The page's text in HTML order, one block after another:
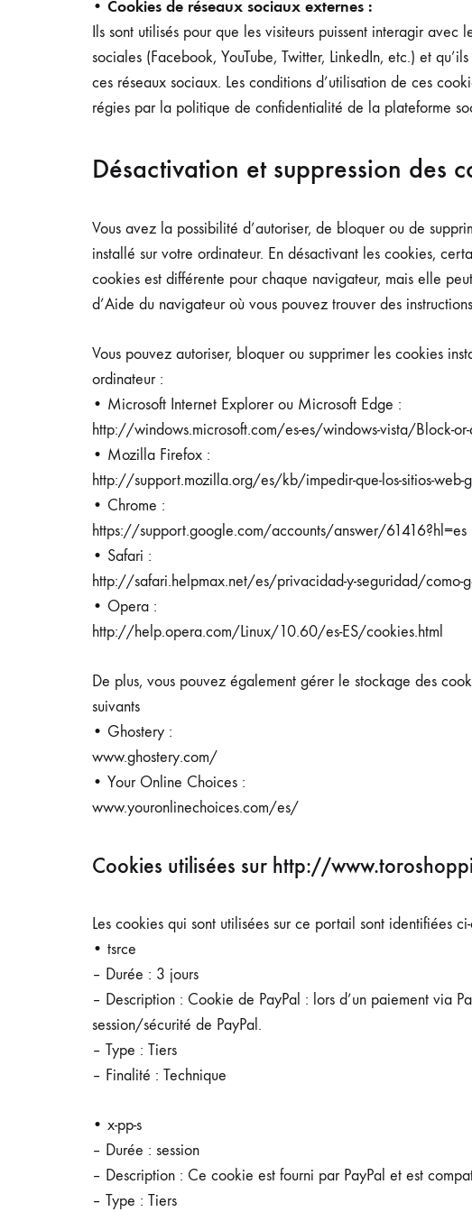
• Cookies de réseaux sociaux externes :
Ils sont utilisés pour que les visiteurs puissent interagir
sociales (Facebook, YouTube, Twitter, LinkedIn, etc.) et
ces réseaux sociaux. Les conditions d’utilisation de ces
régies par la politique de confidentialité de la plateforme
Désactivation et suppression des
Vous avez la possibilité d’autoriser, de bloquer ou de
installé sur votre ordinateur. En désactivant les cookies,
cookies est différente pour chaque navigateur, mais elle
d’Aide du navigateur où vous pouvez trouver des
Vous pouvez autoriser, bloquer ou supprimer les cookies
ordinateur :
• Microsoft Internet Explorer ou Microsoft Edge :
http://windows.microsoft.com/es-es/windows-vista/Block-
• Mozilla Firefox :
http://support.mozilla.org/es/kb/impedir-que-los-sitios-web-
• Chrome :
https://support.google.com/accounts/answer/61416?hl=es
• Safari :
http://safari.helpmax.net/es/privacidad-y-seguridad/como-
• Opera :
http://help.opera.com/Linux/10.60/es-ES/cookies.html
De plus, vous pouvez également gérer le stockage des
suivants
• Ghostery :
www.ghostery.com/
• Your Online Choices :
www.youronlinechoices.com/es/
Cookies utilisées sur http://
Les cookies qui sont utilisées sur ce portail sont identifiées
• tsrce
– Durée : 3 jours
– Description : Cookie de PayPal : lors d’un paiement via
session/sécurité de PayPal.
– Type : Tiers
– Finalité : Technique
• x-pp-s
– Durée : session
– Description : Ce cookie est fourni par PayPal et est
– Type : Tiers